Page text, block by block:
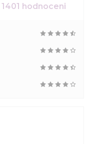
1401 hodnoceni